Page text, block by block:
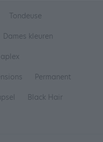
Tondeuse
Dames kleuren
Permanent
Black Hair